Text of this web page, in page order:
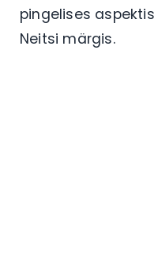
pingelises
Neitsi märgis.